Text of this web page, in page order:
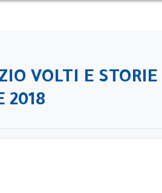
VOLTI E STORIE
2018